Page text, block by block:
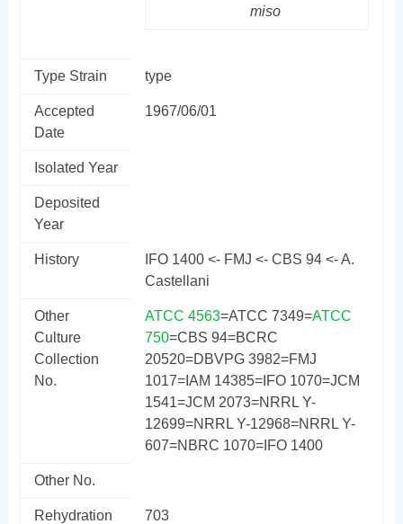
miso
Type Strain type
Accepted
Date
1967/06/01
Isolated Year
Deposited
Year
History
IFO 1400 <- FMJ <- CBS 94 <- A.
Castellani
Other
Culture
Collection
No.
ATCC 4563=ATCC 7349=ATCC
750=CBS 94=BCRC
20520=DBVPG 3982=FMJ
1017=IAM 14385=IFO 1070=JCM
1541=JCM 2073=NRRL Y-
12699=NRRL Y-12968=NRRL Y-
607=NBRC 1070=IFO 1400
Other No.
Rehydration
703